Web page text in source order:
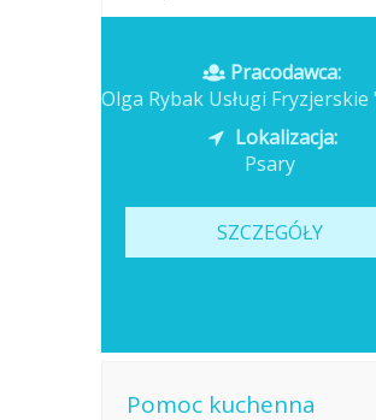
Pracodawca:
Olga Rybak Usługi Fryzjerskie
Lokalizacja:
Psary
SZCZEGÓŁY
Pomoc kuchenna